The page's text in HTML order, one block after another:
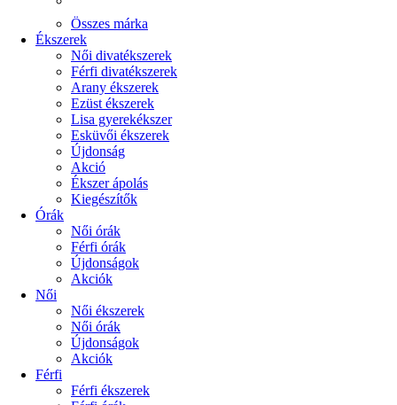
Összes márka
Ékszerek
Női divatékszerek
Férfi divatékszerek
Arany ékszerek
Ezüst ékszerek
Lisa gyerekékszer
Esküvői ékszerek
Újdonság
Akció
Ékszer ápolás
Kiegészítők
Órák
Női órák
Férfi órák
Újdonságok
Akciók
Női
Női ékszerek
Női órák
Újdonságok
Akciók
Férfi
Férfi ékszerek